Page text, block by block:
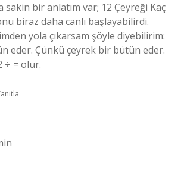
sakin bir anlatım var; 12 Çeyreği Kaç
biraz daha canlı başlayabilirdi.
yola çıkarsam şöyle diyebilirim:
eder. Çünkü çeyrek bir bütün eder.
÷ = olur.